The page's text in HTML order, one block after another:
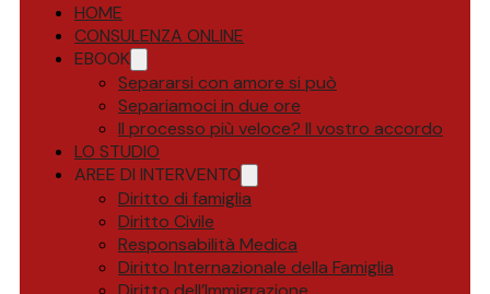
HOME
CONSULENZA ONLINE
EBOOK
Separarsi con amore si può
Separiamoci in due ore
Il processo più veloce? Il vostro accordo
LO STUDIO
AREE DI INTERVENTO
Diritto di famiglia
Diritto Civile
Responsabilità Medica
Diritto Internazionale della Famiglia